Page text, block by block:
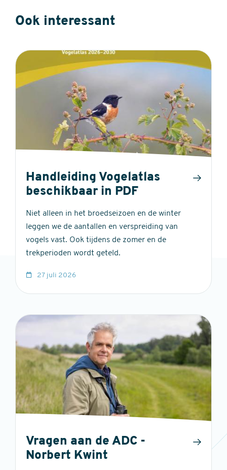
Ook interessant
Handleiding Vogelatlas
beschikbaar in PDF
Niet alleen in het broedseizoen en de winter
leggen we de aantallen en verspreiding van
vogels vast. Ook tijdens de zomer en de
trekperioden wordt geteld.
27 juli 2026
Vragen aan de ADC -
Norbert Kwint